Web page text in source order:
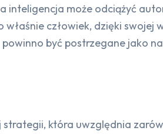
inteligencja może odciążyć
człowiek, dzięki swojej
być postrzegane jako
która uwzględnia